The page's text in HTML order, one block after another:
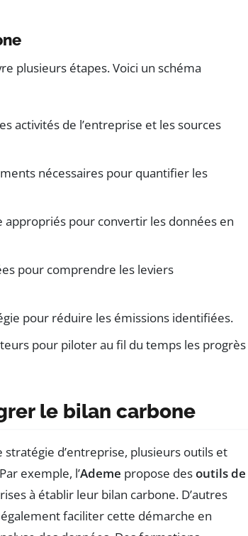
plusieurs étapes. Voici un schéma
activités de l’entreprise et les sources
nécessaires pour quantifier les
appropriés pour convertir les données en
pour comprendre les leviers
pour réduire les émissions identifiées.
pour piloter au fil du temps les progrès
le bilan carbone
d’entreprise, plusieurs outils et
exemple, l’Ademe propose desoutils de
à établir leur bilan carbone. D’autres
faciliter cette démarche en